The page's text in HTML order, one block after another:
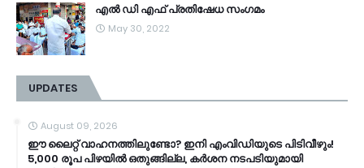
എൽ ഡി എഫ് പ്രതിഷേധ സംഗമം
May 30, 2022
UPDATES
August 09, 2026
ഈ ലൈറ്റ് വാഹനത്തിലുണ്ടോ? ഇനി എംവിഡിയുടെ പിടിവീഴും!
5,000 രൂപ പിഴയിൽ ഒതുങ്ങില്ല, കർശന നടപടിയുമായി